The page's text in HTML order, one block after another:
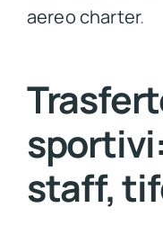
aereo charter.
staff,